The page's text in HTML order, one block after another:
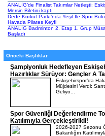
ANALİG’de Finalist Takımlar Netleşti:
Mersin Biletini kaptı
Dede Korkut Parkı’nda Yeşil İle Spor
Havada Pilates Keyfi
ANALİG Badminton 2. Etap 1. Grup
Başladı
Önceki Başlıklar
Şampiyonluk Hedefleyen
Hazırlıklar Sürüyor: Gençler A
Eskişehirspor’da
Müjdesini Verdi:
Geliyo...
Spor Güvenliği Değerlendirme
Katılımıyla Gerçekleştirildi!
2026-2027 Sezonu
Bakanlığın